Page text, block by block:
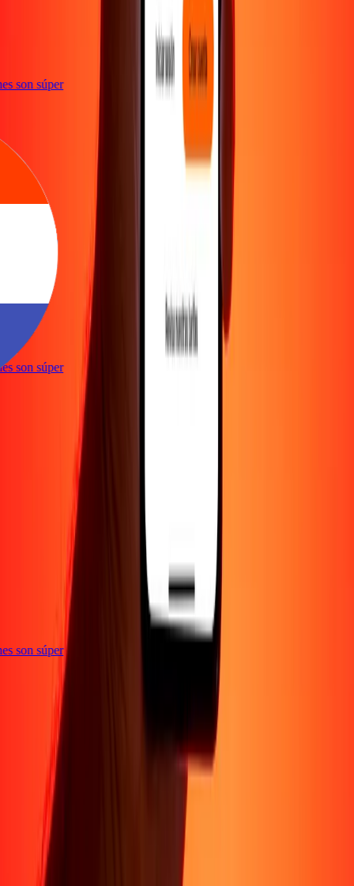
son súper
son súper
son súper
Acerca de
Conviértete en agenteConviértete en socio
Conviértete en socio estratégico
Carreras Promociones
Transferencia internacional de dinero
Soporte
Política de privacidad
Aviso de cookies
condiciones
Presentar una